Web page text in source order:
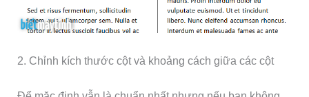
2. Chỉnh kích thước cột và khoảng cách giữa các cột